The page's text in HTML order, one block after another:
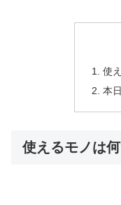
使
本
使えるモノは何